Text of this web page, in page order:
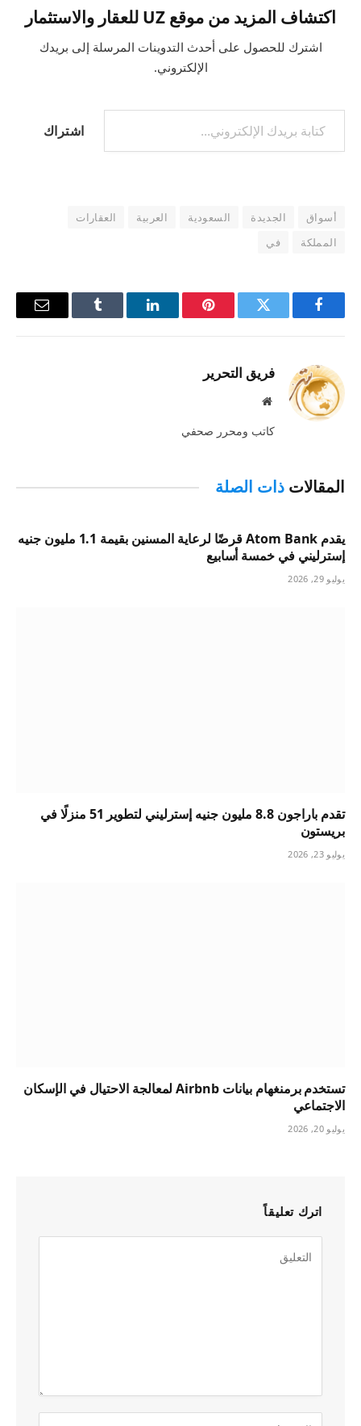
اكتشاف المزيد من موقع UZ للعقار والاستثمار
اشترك للحصول على أحدث التدوينات المرسلة إلى بريدك
الإلكتروني.
كتابة بريدك الإلكتروني...
اشتراك
أسواق الجديدة السعودية العربية
العقارات
المملكة
في
فيسبوك تويتر بينتيريستلينكدإن Tumblr
البريد
فريق التحرير
موقع
كاتب ومحرر صحفي
المقالات ذات الصلة
يقدم Atom Bank قرضًا لرعاية المسنين بقيمة 1.1 مليون جنيه
إسترليني في خمسة أسابيع
يوليو 29, 2026
تقدم باراجون 8.8 مليون جنيه إسترليني لتطوير 51 منزلًا في
بريستون
يوليو 23, 2026
تستخدم برمنغهام بيانات Airbnb لمعالجة الاحتيال في الإسكان
الاجتماعي
يوليو 20, 2026
اترك تعليقاً